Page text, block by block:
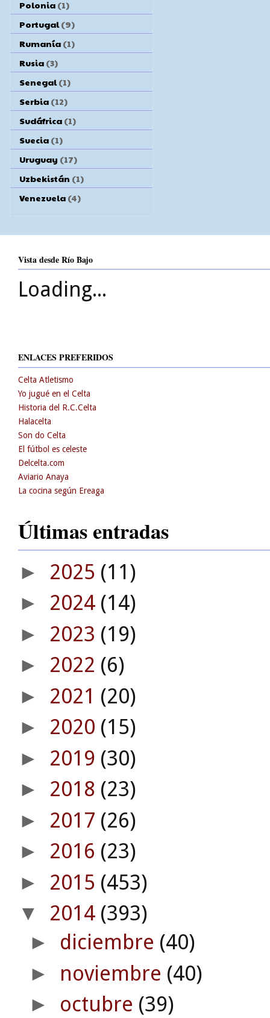
Polonia (1)
Portugal (9)
Rumanía (1)
Rusia (3)
Senegal (1)
Serbia (12)
Sudáfrica (1)
Suecia (1)
Uruguay (17)
Uzbekistán (1)
Venezuela (4)
Vista desde Río Bajo
Loading...
ENLACES PREFERIDOS
Celta Atletismo
Yo jugué en el Celta
Historia del R.C.Celta
Halacelta
Son do Celta
El fútbol es celeste
Delcelta.com
Aviario Anaya
La cocina según Ereaga
Últimas entradas
► 2025 (11)
► 2024 (14)
► 2023 (19)
► 2022 (6)
► 2021 (20)
► 2020 (15)
► 2019 (30)
► 2018 (23)
► 2017 (26)
► 2016 (23)
► 2015 (453)
▼ 2014 (393)
► diciembre (40)
► noviembre (40)
► octubre (39)